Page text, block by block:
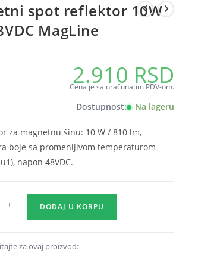
spot reflektor 10W
MagLine
2.910 RSD
Cena je sa uračunatim PDV-om.
Dostupnost: Na lageru
za magnetnu šinu: 10 W / 810 lm,
boje sa promenljivom temperaturom
napon 48VDC.
+ DODAJ U KORPU
za ovaj proizvod: